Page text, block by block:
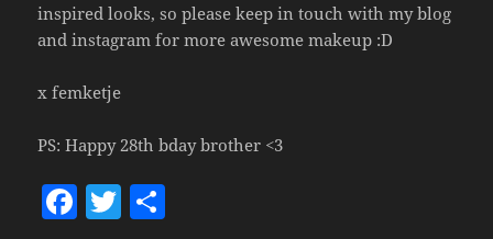
inspired looks, so please keep in touch with my blog
and instagram for more awesome makeup :D
x femketje
PS: Happy 28th bday brother <3
F T